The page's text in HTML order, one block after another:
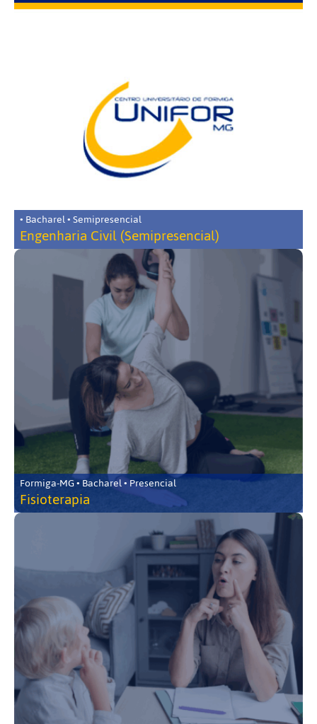
• Bacharel • Semipresencial
Engenharia Civil (Semipresencial)
Formiga-MG • Bacharel • Presencial
Fisioterapia